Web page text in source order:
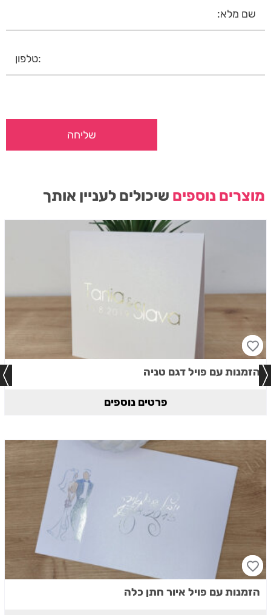
מוצרים נוספים שיכולים לעניין אותך
הזמנות עם פויל דגם טניה
פרטים נוספים
הזמנות עם פויל איור חתן כלה